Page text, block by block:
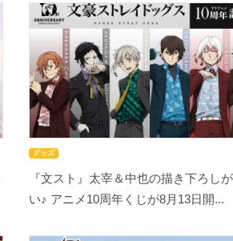
グッズ
『文スト』太宰＆中也の描き下ろし
い♪ アニメ10周年くじが8月13日開...